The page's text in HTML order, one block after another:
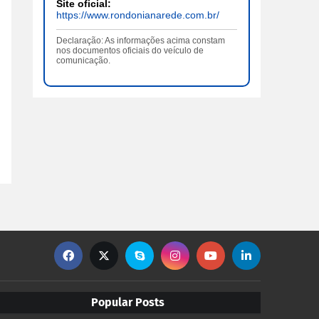
Site oficial:
https://www.rondonianarede.com.br/
Declaração: As informações acima constam
nos documentos oficiais do veículo de
comunicação.
Popular Posts